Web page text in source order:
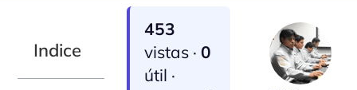
Indice
453
vistas ·0
útil ·